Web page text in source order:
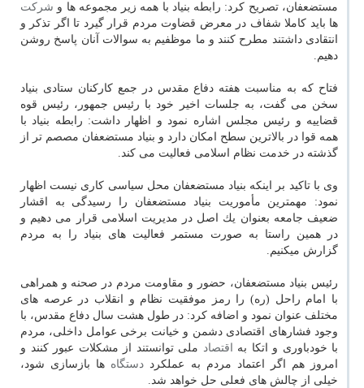
مستضعفان، تصریح كرد: رابطه بنیاد با همه زیر مجموعه ها و شركت
ها باید كاملا شفاف در معرض قضاوت مردم قرار گیرد تا اگر تذكر و
انتقادی داشتند مطرح كنند و ما موظفیم به سوالات آنان پاسخ روشن
دهیم.
فتاح كه به مناسبت هفته دفاع مقدس در جمع كاركنان ستادی بنیاد
سخن می گفت، به جلسات اخیر خود با رئیس جمهور، رئیس قوه
قضاییه و رئیس مجلس اشاره نمود و اظهار داشت: رابطه بنیاد با
همه قوا در بالاترین سطح امكان دارد و بنیاد مستضعفان مصصم تر از
گذشته در خدمت نظام اسلامی فعالیت می كند.
وی با تاكید بر اینكه بنیاد مستضعفان محل سیاسی كاری نیست اظهار
نمود: مهمترین مأموریت بنیاد مستضعفان را رسیدگی به اقشار
ضعیف جامعه بعنوان یك اصل در مدیریت اسلامی قرار می دهیم و
در همین راستا به صورت مستمر فعالیت های بنیاد را به مردم
گزارش می‎كنیم.
رئیس بنیاد مستضعفان، حضور و مقاومت مردم در صحنه و همراهی
با امام راحل (ره) را رمز موفقیت نظام و انقلاب در عرصه های
مختلف عنوان نمود و اضافه كرد: در طول هشت سال دفاع مقدس، با
وجود فشارهای اقتصادی دشمن و خیانت برخی عوامل داخلی، مردم
با خودباوری و اتكا به
اقتصاد ملی توانستند از مشكلات عبور كنند و
امروز هم اگر اعتماد مردم به عملكرد دستگاه ها بازسازی شود،
خیلی از چالش های فعلی حل خواهد شد.